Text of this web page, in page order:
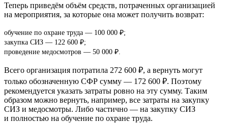
Теперь приведём объём средств, потраченных организацией
на мероприятия, за которые она может получить возврат:
обучение по охране труда — 100 000 ₽;
закупка СИЗ — 122 600 ₽;
проведение медосмотров — 50 000 ₽.
Всего организация потратила 272 600 ₽, а вернуть могут
только обозначенную СФР сумму — 172 600 ₽. Поэтому
рекомендуется указать затраты ровно на эту сумму. Таким
образом можно вернуть, например, все затраты на закупку
СИЗ и медосмотры. Либо частично — на закупку СИЗ
и полностью на обучение по охране труда.